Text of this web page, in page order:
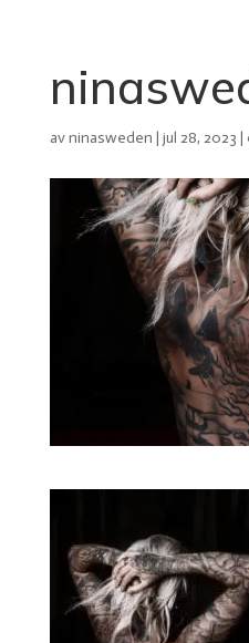
avninasweden | jul 28, 2023 |